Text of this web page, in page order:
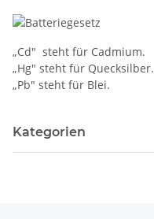
„Cd" steht für Cadmium.
„Hg" steht für Quecksilber.
„Pb" steht für Blei.
Kategorien